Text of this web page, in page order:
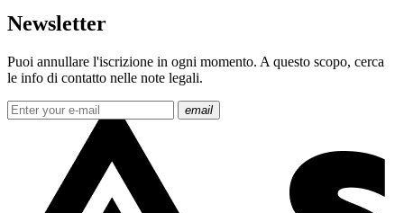
Newsletter
Puoi annullare l'iscrizione in ogni momento. A questo scopo, cerca
le info di contatto nelle note legali.
email